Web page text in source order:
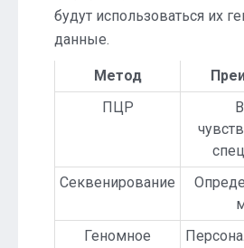
будут использоваться их
данные.
Метод
ПЦР
Секвенирование
Геномное